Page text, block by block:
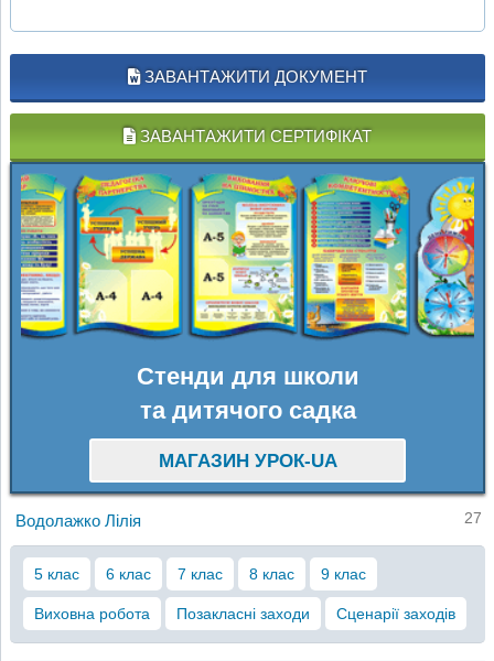
ЗАВАНТАЖИТИ ДОКУМЕНТ
ЗАВАНТАЖИТИ СЕРТИФІКАТ
Стенди для школи
та дитячого садка
МАГАЗИН УРОК-UA
Водолажко Лілія 27
5 клас 6 клас 7 клас 8 клас 9 клас
Виховна робота Позакласні заходи Сценарії заходів